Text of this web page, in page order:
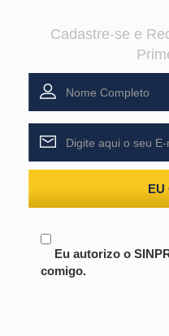
Cadastre-se e
EU
Eu autorizo o
comigo.